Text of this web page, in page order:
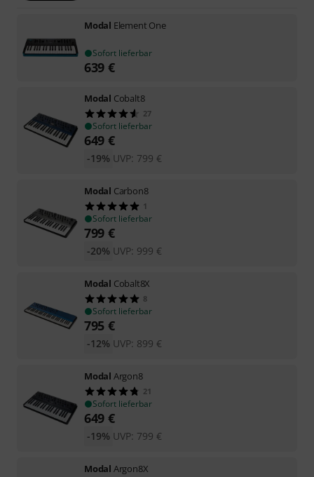
Modal Element One
Sofort lieferbar
639 €
Modal Cobalt8
27
Sofort lieferbar
649 €
UVP: 799 €
-19%
Modal Carbon8
1
Sofort lieferbar
799 €
UVP: 999 €
-20%
Modal Cobalt8X
8
Sofort lieferbar
795 €
UVP: 899 €
-12%
Modal Argon8
21
Sofort lieferbar
649 €
UVP: 799 €
-19%
Modal Argon8X